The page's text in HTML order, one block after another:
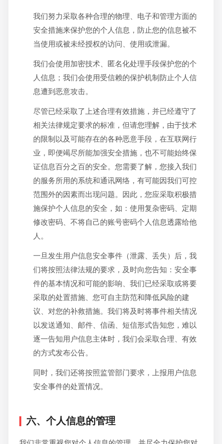
我们努力采取各种合理的物理、电子和管理方面的
安全措施来保护您的个人信息，防止您的信息被不
当使用或被未经授权的访问、使用或泄漏。
我们会使用加密技术、匿名化处理手段保护您的个
人信息；我们会使用受信赖的保护机制防止个人信
息遭到恶意攻击。
尽管已经采取了上述合理有效措施，并已经遵守了
相关法律规定要求的标准，但请您理解，由于技术
的限制以及可能存在的各种恶意手段，在互联网行
业，即便竭尽所能加强安全措施，也不可能始终保
证信息百分之百的安全。您需要了解，您接入我们
的服务所用的系统和通讯网络，有可能因我们可控
范围外的因素而出现问题。因此，您应采取积极措
施保护个人信息的安全，如：使用复杂密码、定期
修改密码、不将自己的账号密码个人信息透露给他
人。
一旦发生用户信息安全事件（泄露、丢失）后，我
们将按照法律法规的要求，及时向您告知：安全事
件的基本情况和可能的影响、我们已经采取或将要
采取的处置措施、您可自主防范和降低风险的建
议、对您的补救措施。我们将及时将事件相关情况
以发送通知、邮件、信函、短信形式告知您，难以
逐一告知用户信息主体时，我们会采取合理、有效
的方式发布公告。
同时，我们还将按照监管部门要求，上报用户信息
安全事件的处置情况。
六、个人信息的管理